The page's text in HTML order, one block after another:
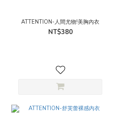
ATTENTION-人間尤物!美胸內衣
NT$380